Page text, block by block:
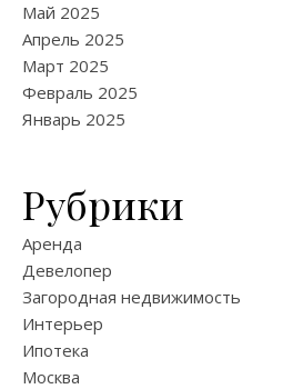
Май 2025
Апрель 2025
Март 2025
Февраль 2025
Январь 2025
Рубрики
Аренда
Девелопер
Загородная недвижимость
Интерьер
Ипотека
Москва